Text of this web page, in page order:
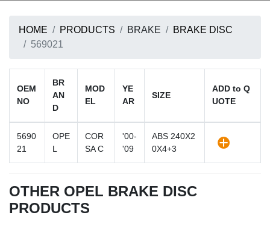
HOME PRODUCTS BRAKE
BRAKE DISC
569021
OEM
NO
BR
AN
D
MOD
EL
YE
AR
SIZE
ADD to Q
UOTE
5690
21
OPE
L
COR
SA C
'00-
'09
ABS 240X2
0X4+3
OTHER OPEL BRAKE DISC
PRODUCTS